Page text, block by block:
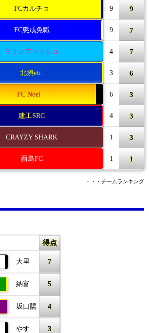
FCカルチョ 9 9
FC懲戒免職 9 7
マリンフィッシュ 4 7
北摂etc. 3 6
FC Noel 6 3
建工SRC 4 3
CRAYZY SHARK 1 3
酉島FC 1 1
・・・チームランキング
得点
大里 7
納富 5
坂口陽 4
やす 3